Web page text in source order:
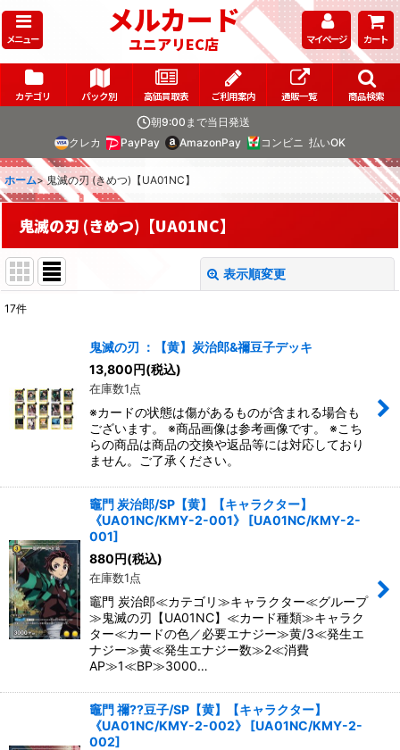
メニュー メルカード
ユニアリEC店 マイページ カート
カテゴリ パック別 高価買取表 ご利用案内 通販一覧
商品検索
朝9:00まで当日発送
クレカ
PayPay AmazonPay コンビニ 払いOK
ホーム> 鬼滅の刃 (きめつ)【UA01NC】
鬼滅の刃 (きめつ)【UA01NC】
表示順変更
並び順:
絞り込む
17件
鬼滅の刃 ：【黄】炭治郎&禰豆子デッキ
13,800円(税込)
在庫数1点
※カードの状態は傷があるものが含まれる場合も
ございます。 ※商品画像は参考画像です。 ※こち
らの商品は商品の交換や返品等には対応しており
ません。ご了承ください。
竈門 炭治郎/SP【黄】【キャラクター】
《UA01NC/KMY-2-001》
[UA01NC/KMY-2-
001]
880円(税込)
在庫数1点
竈門 炭治郎≪カテゴリ≫キャラクター≪グループ
≫鬼滅の刃【UA01NC】≪カード種類≫キャラク
ター≪カードの色／必要エナジー≫黄/3≪発生エ
ナジー≫黄≪発生エナジー数≫2≪消費
AP≫1≪BP≫3000…
竈門 禰??豆子/SP【黄】【キャラクター】
《UA01NC/KMY-2-002》
[UA01NC/KMY-2-
002]